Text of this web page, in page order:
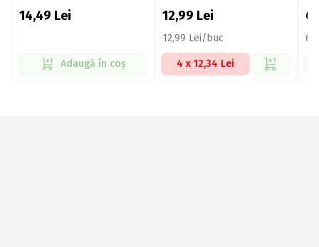
14,49 Lei
Adaugă în coș
12,99 Lei
12,99 Lei/buc
4 x 12,34 Lei